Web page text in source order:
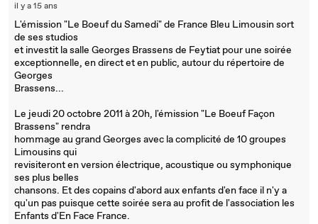
il y a 15 ans
L'émission "Le Boeuf du Samedi" de France Bleu Limousin sort
de ses studios
et investit la salle Georges Brassens de Feytiat pour une soirée
exceptionnelle, en direct et en public, autour du répertoire de
Georges
Brassens...
Le jeudi 20 octobre 2011 à 20h, l'émission "Le Boeuf Façon
Brassens" rendra
hommage au grand Georges avec la complicité de 10 groupes
Limousins qui
revisiteront en version électrique, acoustique ou symphonique
ses plus belles
chansons. Et des copains d'abord aux enfants d'en face il n'y a
qu'un pas puisque cette soirée sera au profit de l'association les
Enfants d'En Face France.